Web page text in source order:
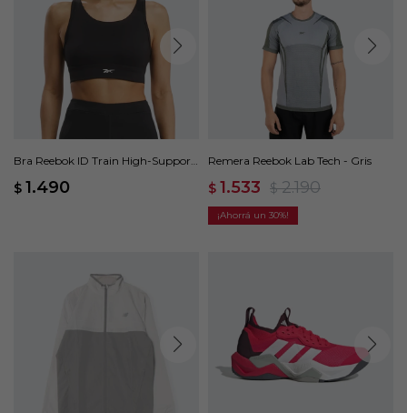
Bra Reebok ID Train High-Support
$ 1.490
Remera Reebok Lab Tech - Gris
$ 1.533 $ 2.190
30